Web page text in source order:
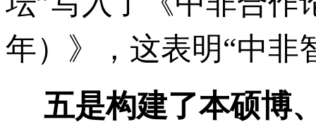
年）》，这表明“中非
五是构建了本硕博